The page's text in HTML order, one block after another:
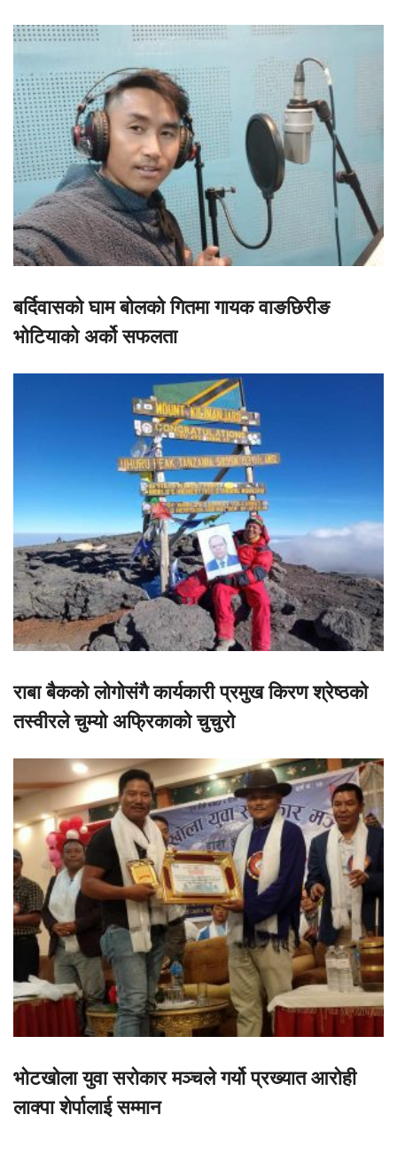
बर्दिवासको घाम बोलको गितमा गायक वाङछिरीङ
भोटियाको अर्को सफलता
राबा बैकको लोगोसंगै कार्यकारी प्रमुख किरण श्रेष्ठको
तस्वीरले चुम्यो अफ्रिकाको चुचुरो
भोटखोला युवा सरोकार मञ्चले गर्यो प्रख्यात आरोही
लाक्पा शेर्पालाई सम्मान